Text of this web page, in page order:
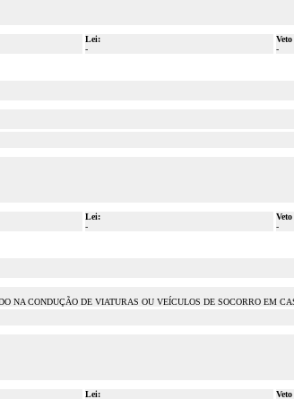
Lei:
-
Veto
-
Lei:
-
Veto
-
CONDUÇÃO DE VIATURAS OU VEÍCULOS DE SOCORRO EM
Lei: Veto